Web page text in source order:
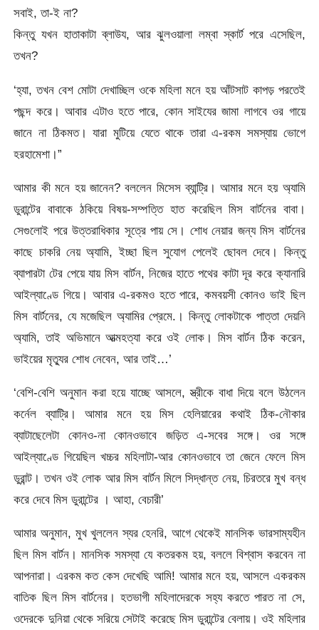
সবাই, তা-ই না?
কিন্তু যখন হাতাকাটা ব্লাউয, আর ঝুলওয়ালা লম্বা স্কার্ট পরে এসেছিল,
তখন?
‘হ্যা, তখন বেশ মোটা দেখাচ্ছিল ওকে মহিলা মনে হয় আঁটসাট কাপড় পরতেই
পছন্দ করে। আবার এটাও হতে পারে, কোন সাইযের জামা লাগবে ওর গায়ে
জানে না ঠিকমত। যারা মুটিয়ে যেতে থাকে তারা এ-রকম সমস্যায় ভোগে
হরহামেশা।”
আমার কী মনে হয় জানেন? বললেন মিসেস ব্যান্ট্রি। আমার মনে হয় অ্যামি
ডুরান্টের বাবাকে ঠকিয়ে বিষয়-সম্পত্তি হাত করেছিল মিস বার্টনের বাবা।
সেগুলোই পরে উত্তরাধিকার সূত্রে পায় সে। শোধ নেয়ার জন্য মিস বার্টনের
কাছে চাকরি নেয় অ্যামি, ইচ্ছা ছিল সুযোগ পেলেই ছোবল দেবে। কিন্তু
ব্যাপারটা টের পেয়ে যায় মিস বার্টন, নিজের হাতে পথের কাটা দূর করে ক্যানারি
আইল্যাণ্ডে গিয়ে। আবার এ-রকমও হতে পারে, কমবয়সী কোনও ভাই ছিল
মিস বার্টনের, যে মজেছিল অ্যামির প্রেমে.। কিন্তু লোকটাকে পাত্তা দেয়নি
অ্যামি, তাই অভিমানে আত্মহত্যা করে ওই লোক। মিস বার্টন ঠিক করেন,
ভাইয়ের মৃত্যুর শোধ নেবেন, আর তাই…’
‘বেশি-বেশি অনুমান করা হয়ে যাচ্ছে আসলে, স্ত্রীকে বাধা দিয়ে বলে উঠলেন
কর্নেল ব্যাট্রি। আমার মনে হয় মিস হেলিয়ারের কথাই ঠিক-নৌকার
ব্যাটাছেলেটা কোনও-না কোনওভাবে জড়িত এ-সবের সঙ্গে। ওর সঙ্গে
আইল্যাণ্ডে গিয়েছিল খচ্চর মহিলাটা-আর কোনওভাবে তা জেনে ফেলে মিস
ডুরান্ট। তখন ওই লোক আর মিস বার্টন মিলে সিদ্ধান্ত নেয়, চিরতরে মুখ বন্ধ
করে দেবে মিস ডুরান্টের । আহা, বেচারী’
আমার অনুমান, মুখ খুললেন স্যর হেনরি, আগে থেকেই মানসিক ভারসাম্যহীন
ছিল মিস বার্টন। মানসিক সমস্যা যে কতরকম হয়, বললে বিশ্বাস করবেন না
আপনারা। এরকম কত কেস দেখেছি আমি! আমার মনে হয়, আসলে একরকম
বাতিক ছিল মিস বার্টনের। হতভাগী মহিলাদেরকে সহ্য করতে পারত না সে,
ওদেরকে দুনিয়া থেকে সরিয়ে সেটাই করেছে মিস ডুরান্টের বেলায়। ওই মহিলার